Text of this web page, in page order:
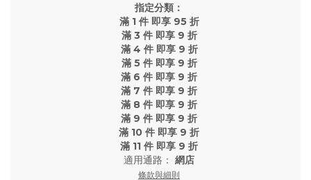
指定分類：
滿 1 件 即享 95 折
滿 3 件 即享 9 折
滿 4 件 即享 9 折
滿 5 件 即享 9 折
滿 6 件 即享 9 折
滿 7 件 即享 9 折
滿 8 件 即享 9 折
滿 9 件 即享 9 折
滿 10 件 即享 9 折
滿 11 件 即享 9 折
適用通路： 網店
條款與細則